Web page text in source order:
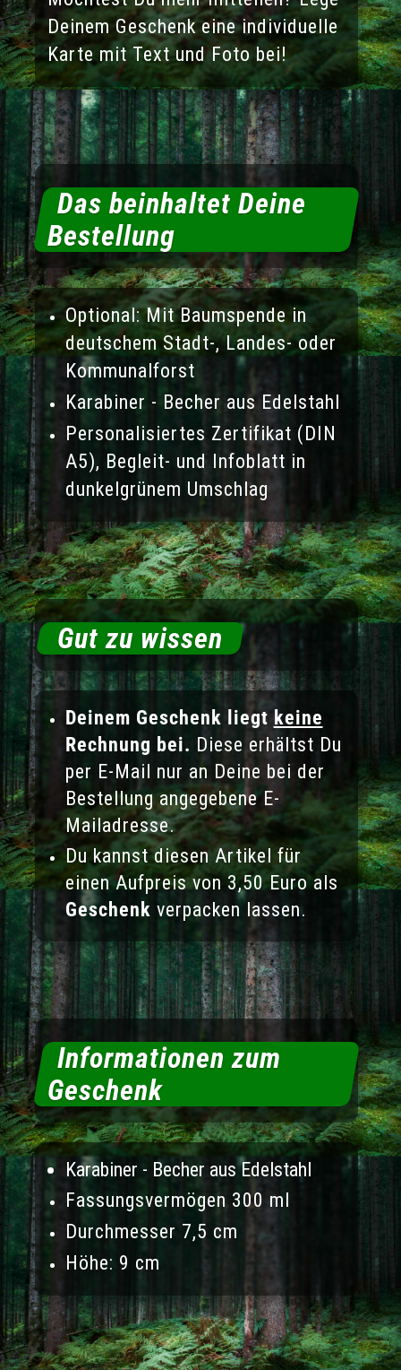
Deinem Geschenk eine individuelle
Karte mit Text und Foto bei!
Das beinhaltet Deine
Bestellung
Optional: Mit Baumspende in
deutschem Stadt-, Landes- oder
Kommunalforst
Karabiner - Becher aus Edelstahl
Personalisiertes Zertifikat (DIN
A5), Begleit- und Infoblatt in
dunkelgrünem Umschlag
Gut zu wissen
Deinem Geschenk liegt keine
Rechnung bei. Diese erhältst Du
per E-Mail nur an Deine bei der
Bestellung angegebene E-
Mailadresse.
Du kannst diesen Artikel für
einen Aufpreis von 3,50 Euro als
Geschenk verpacken lassen.
Informationen zum
Geschenk
Karabiner - Becher aus Edelstahl
Fassungsvermögen 300 ml
Durchmesser 7,5 cm
Höhe: 9 cm